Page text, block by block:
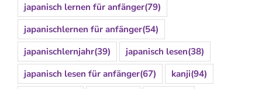
japanisch lernen für anfänger(79)
japanischlernen für anfänger(54)
japanischlernjahr(39) japanisch lesen(38)
japanisch lesen für anfänger(67) kanji(94)